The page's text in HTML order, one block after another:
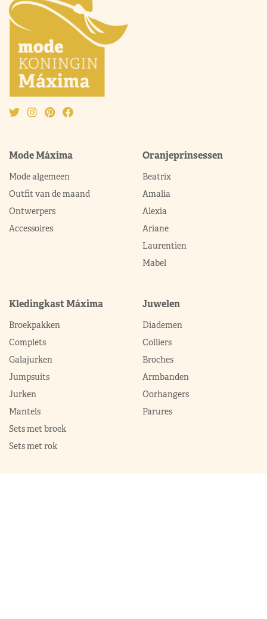
Mode Máxima
Mode algemeen
Outfit van de maand
Ontwerpers
Accessoires
Oranjeprinsessen
Beatrix
Amalia
Alexia
Ariane
Laurentien
Mabel
Kledingkast Máxima
Broekpakken
Complets
Galajurken
Jumpsuits
Jurken
Mantels
Sets met broek
Sets met rok
Juwelen
Diademen
Colliers
Broches
Armbanden
Oorhangers
Parures